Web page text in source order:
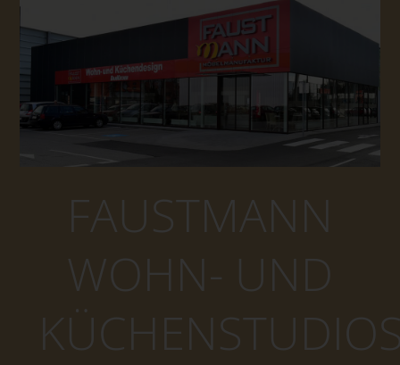
FAUSTMANN
WOHN- UND